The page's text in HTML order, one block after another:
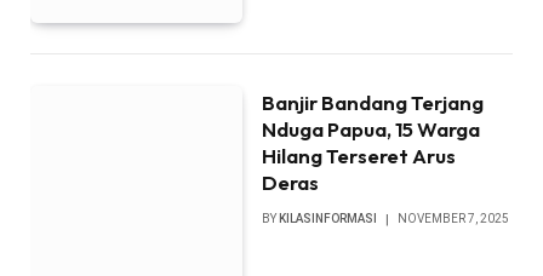
Banjir Bandang Terjang
Nduga Papua, 15 Warga
Hilang Terseret Arus
Deras
BY KILASINFORMASI NOVEMBER 7, 2025